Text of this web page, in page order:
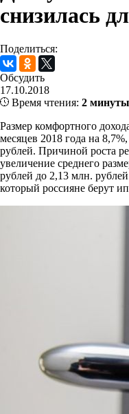
снизилась
Поделиться:
Обсудить
17.10.2018
Время чтения: 2 минуты
Размер комфортного
месяцев 2018 года на
рублей. Причиной роста
увеличение среднего
рублей до 2,13 млн.
который россияне берут